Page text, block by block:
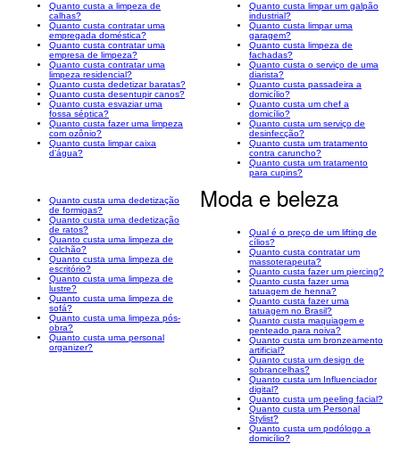
Quanto custa a limpeza de
calhas?
Quanto custa contratar uma
empregada doméstica?
Quanto custa contratar uma
empresa de limpeza?
Quanto custa contratar uma
limpeza residencial?
Quanto custa dedetizar baratas?
Quanto custa desentupir canos?
Quanto custa esvaziar uma
fossa séptica?
Quanto custa fazer uma limpeza
com ozônio?
Quanto custa limpar caixa
d'água?
Quanto custa limpar um galpão
industrial?
Quanto custa limpar uma
garagem?
Quanto custa limpeza de
fachadas?
Quanto custa o serviço de uma
diarista?
Quanto custa passadeira a
domicílio?
Quanto custa um chef a
domicílio?
Quanto custa um serviço de
desinfecção?
Quanto custa um tratamento
contra caruncho?
Quanto custa um tratamento
para cupins?
Quanto custa uma dedetização
de formigas?
Quanto custa uma dedetização
de ratos?
Quanto custa uma limpeza de
colchão?
Quanto custa uma limpeza de
escritório?
Quanto custa uma limpeza de
lustre?
Quanto custa uma limpeza de
sofá?
Quanto custa uma limpeza pós-
obra?
Quanto custa uma personal
organizer?
Moda e beleza
Qual é o preço de um lifting de
cílios?
Quanto custa contratar um
massoterapeuta?
Quanto custa fazer um piercing?
Quanto custa fazer uma
tatuagem de henna?
Quanto custa fazer uma
tatuagem no Brasil?
Quanto custa maquiagem e
penteado para noiva?
Quanto custa um bronzeamento
artificial?
Quanto custa um design de
sobrancelhas?
Quanto custa um Influenciador
digital?
Quanto custa um peeling facial?
Quanto custa um Personal
Stylist?
Quanto custa um podólogo a
domicílio?